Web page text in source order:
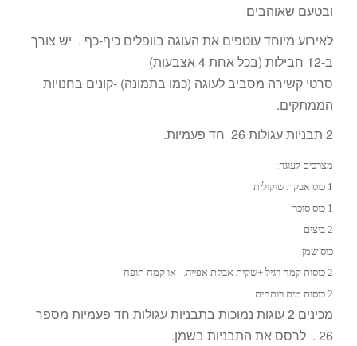
ובטעם שאוהבים
לאירוע מיוחד עוטפים את העוגה בוופלים כיף-כף . יש צורך
ב-12 חבילות (בכל אחת 4 אצבעות)
סרטי קשירה מסביב לעוגה (כמו בתמונה) -קונים בחנויות
הממתקים.
2 תבניות עגולות 26 חד פעמיות.
מצרכים לעוגה:
1 כוס אבקת שוקולית
1 כוס סוכר
2 ביצים
כוס שמן
2 כוסות קמח רגיל +שקית אבקת אפייה. או קמח תופח
2 כוסות מים רותחים
מכינים 2 עוגות נמוכות בתבניות עגולות חד פעמיות מספר
26 . לרסס את התבניות בשמן.